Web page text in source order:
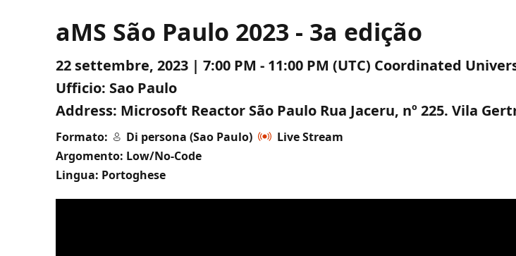
aMS São Paulo 2023 - 3a edição
22 settembre, 2023 | 7:00 PM - 11:00 PM (UTC) Coordinated
Ufficio: Sao Paulo
Address: Microsoft Reactor São Paulo Rua Jaceru, nº 225. Vila
Formato: Di persona (Sao Paulo)
Live Stream
Argomento: Low/No-Code
Lingua: Portoghese